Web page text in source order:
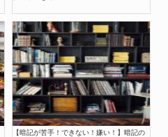
【暗記が苦手！できない！嫌い！】暗記の